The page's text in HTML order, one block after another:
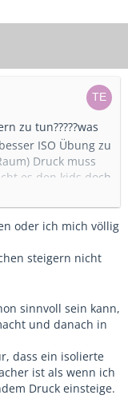
zu tun?????was
ISO Übung zu
Druck muss
es den kids doch
Höchstens dem
Wie -gut- die
eines
rondo macht nur
mich
nur Leute mit
lasse ich
oder ich mich völlig
steigern nicht
sinnvoll sein kann,
und danach in
dass ein isolierte
ist als wenn ich
Druck einsteige.